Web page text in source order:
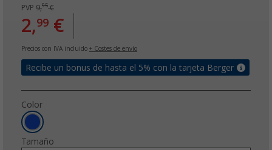
PVP 9,95€
2,99 €
Precios con IVA incluido + Costes de envío
Recibe un bonus de hasta el 5% con la tarjeta Berger
Color
Tamaño